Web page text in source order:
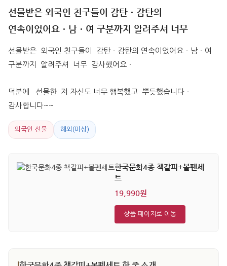
선물받은 외국인 친구들이 감탄ㆍ감탄의
연속이었어요ㆍ남ㆍ여 구분까지 알려주셔 너무
선물받은  외국인 친구들이  감탄ㆍ감탄의 연속이었어요ㆍ남ㆍ여
구분까지  알려주셔  너무  감사했어요ㆍ
덕분에   선물한  저 자신도 너무 행복했고  뿌듯했습니다ㆍ
감사합니다~~
외국인 선물 해외(미상)
한국문화4종 책갈피+볼펜세
트
19,990원
상품 페이지로 이동